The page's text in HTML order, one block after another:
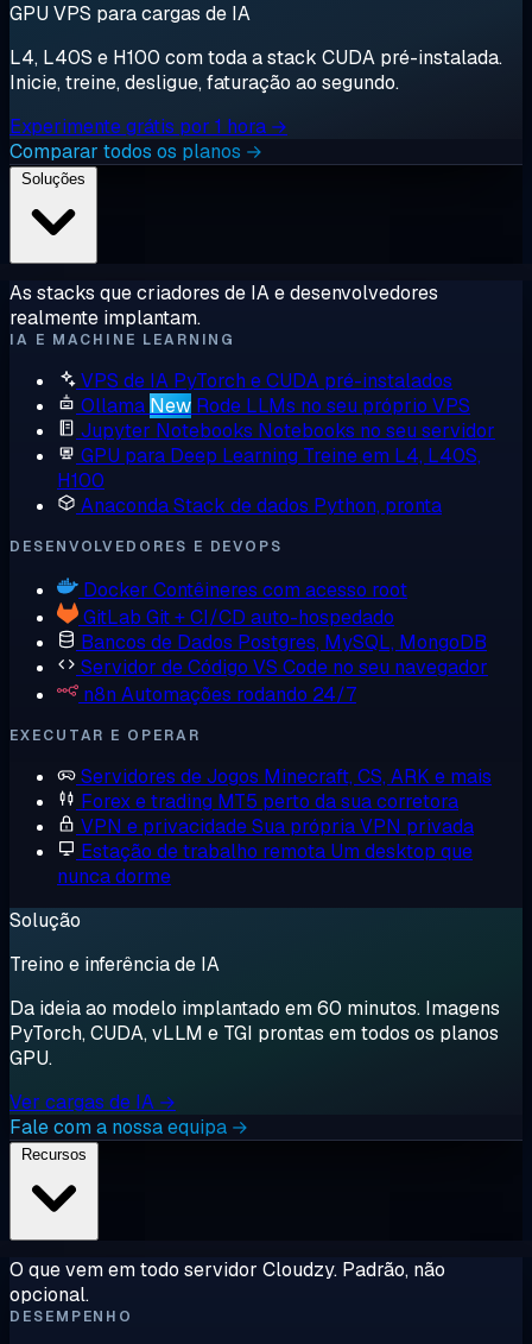
GPU VPS para cargas de IA
L4, L40S e H100 com toda a stack CUDA pré-instalada.
Inicie, treine, desligue, faturação ao segundo.
Experimente grátis por 1 hora →
Comparar todos os planos →
As stacks que criadores de IA e desenvolvedores
realmente implantam.
IA E MACHINE LEARNING
VPS de IA PyTorch e CUDA pré-instalados
Ollama New Rode LLMs no seu próprio VPS
Jupyter Notebooks Notebooks no seu servidor
GPU para Deep Learning Treine em L4, L40S,
H100
AnacondaStack de dados Python, pronta
DESENVOLVEDORES E DEVOPS
Docker Contêineres com acesso root
GitLab Git + CI/CD auto-hospedado
Bancos de Dados Postgres, MySQL, MongoDB
Servidor de Código VS Code no seu navegador
n8n Automações rodando 24/7
EXECUTAR E OPERAR
Servidores de Jogos Minecraft, CS, ARK e mais
Forex e trading MT5 perto da sua corretora
VPN e privacidadeSua própria VPN privada
Estação de trabalho remota Um desktop que
nunca dorme
Solução
Treino e inferência de IA
Da ideia ao modelo implantado em 60 minutos. Imagens
PyTorch, CUDA, vLLM e TGI prontas em todos os planos
GPU.
Ver cargas de IA →
Fale com a nossa equipa →
O que vem em todo servidor Cloudzy. Padrão, não
opcional.
DESEMPENHO